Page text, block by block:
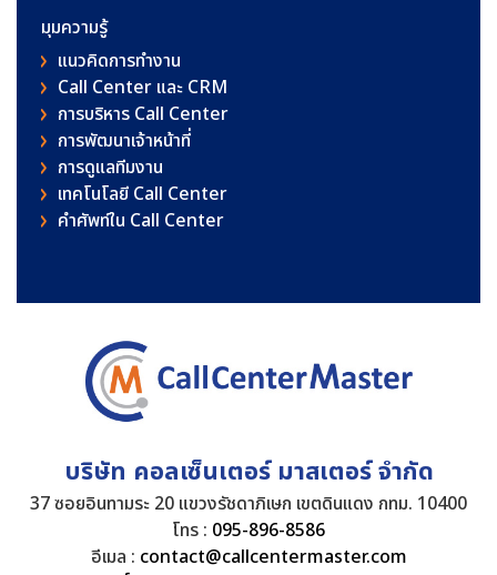
มุมความรู้
แนวคิดการทำงาน
Call Center และ CRM
การบริหาร Call Center
การพัฒนาเจ้าหน้าที่
การดูแลทีมงาน
เทคโนโลยี Call Center
คําศัพท์ใน Call Center
บริษัท คอลเซ็นเตอร์ มาสเตอร์ จำกัด
37 ซอยอินทามระ 20 แขวงรัชดาภิเษก เขตดินแดง กทม. 10400
โทร : 095-896-8586
อีเมล : contact@callcentermaster.com